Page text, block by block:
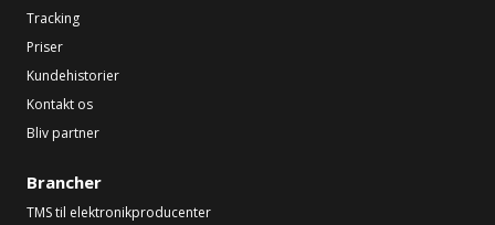
Tracking
Priser
Kundehistorier
Kontakt os
Bliv partner
Brancher
TMS til elektronikproducenter